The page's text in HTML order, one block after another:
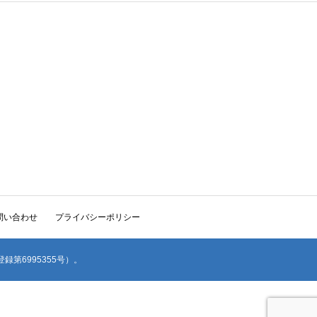
い合わせ プライバシーポリシー
第6995355号）。